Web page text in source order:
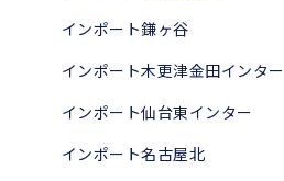
インポート鎌ヶ谷
インポート木更津金田インター
インポート仙台東インター
インポート名古屋北